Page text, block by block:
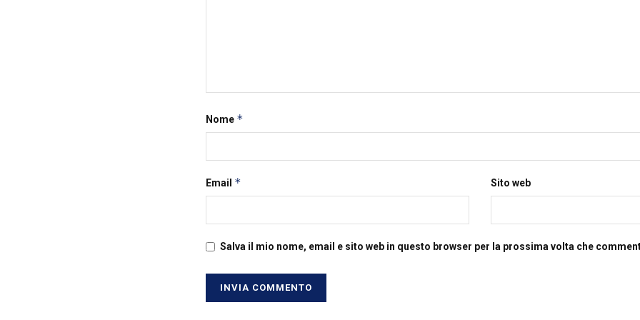
Nome *
Email * Sito web
Salva il mio nome, email e sito web in questo browser per la prossima volta che